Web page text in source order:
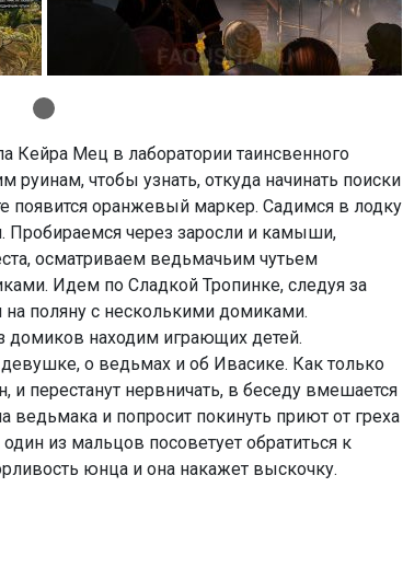
Кейра Мец в лаборатории таинсвенного
чтобы узнать, откуда начинать поиски
появится оранжевый маркер. Садимся в лодку
Пробираемся через заросли и камыши,
осматриваем ведьмачьим чутьем
Идем по Сладкой Тропинке, следуя за
поляну с несколькими домиками.
домиков находим играющих детей.
о ведьмах и об Ивасике. Как только
и перестанут нервничать, в беседу вмешается
ведьмака и попросит покинуть приют от греха
из мальцов посоветует обратиться к
юнца и она накажет выскочку.